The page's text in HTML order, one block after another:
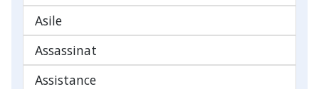
Asile
Assassinat
Assistance